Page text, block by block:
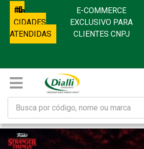
CIDADES
ATENDIDAS
E-COMMERCE
EXCLUSIVO PARA
CLIENTES CNPJ